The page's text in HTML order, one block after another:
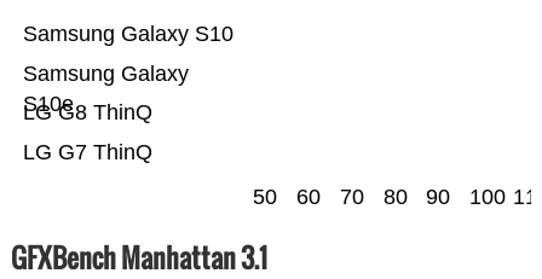
LG G7 ThinQ
LG G8 ThinQ
Samsung Galaxy
S10e
Samsung Galaxy S10
50 60 70 80 90 100
GFXBench Manhattan 3.1